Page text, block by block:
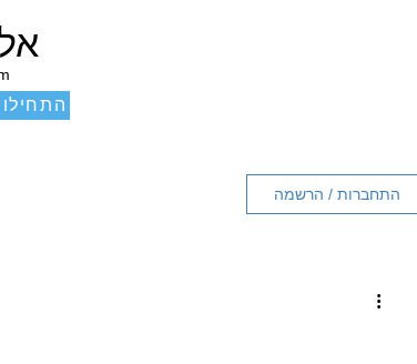
התחילו
התחברות / הרשמה